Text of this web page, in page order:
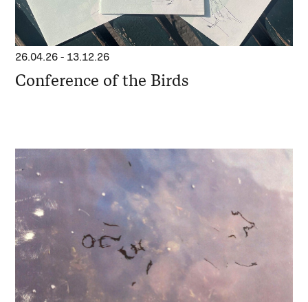
26.04.26 - 13.12.26
Conference of the Birds